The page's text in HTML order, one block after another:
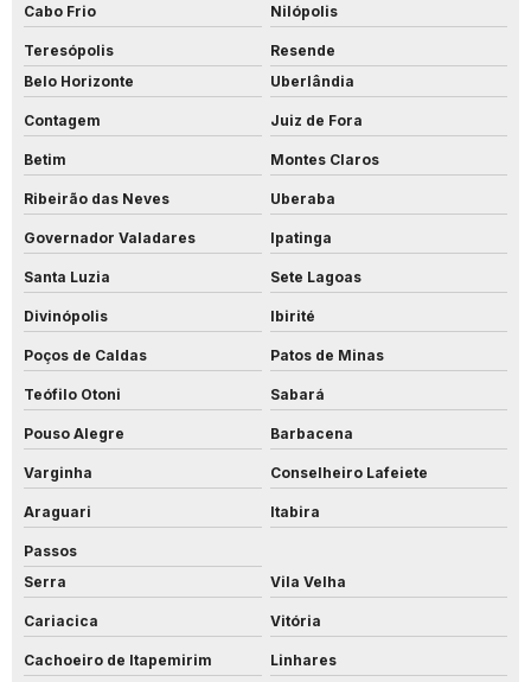
Cabo Frio Nilópolis
Teresópolis
Resende
Belo Horizonte
Uberlândia
Contagem Juiz de Fora
Betim Montes Claros
Ribeirão das Neves Uberaba
Governador Valadares Ipatinga
Santa Luzia Sete Lagoas
Divinópolis Ibirité
Poços de Caldas Patos de Minas
Teófilo Otoni Sabará
Pouso Alegre Barbacena
Varginha Conselheiro Lafeiete
Araguari Itabira
Passos
Serra
Vila Velha
Cariacica Vitória
Cachoeiro de Itapemirim Linhares